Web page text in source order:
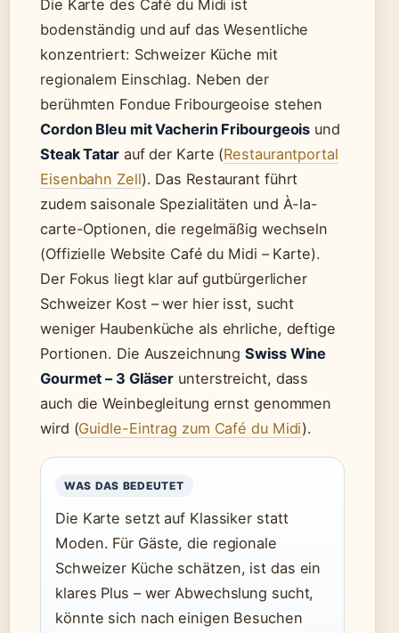
Die Karte des Café du Midi ist
bodenständig und auf das Wesentliche
konzentriert: Schweizer Küche mit
regionalem Einschlag. Neben der
berühmten Fondue Fribourgeoise stehen
Cordon Bleu mit Vacherin Fribourgeois und
Steak Tatarauf der Karte (Restaurantportal
Eisenbahn Zell). Das Restaurant führt
zudem saisonale Spezialitäten und À-la-
carte-Optionen, die regelmäßig wechseln
(Offizielle Website Café du Midi – Karte).
Der Fokus liegt klar auf gutbürgerlicher
Schweizer Kost – wer hier isst, sucht
weniger Haubenküche als ehrliche, deftige
Portionen. Die AuszeichnungSwiss Wine
Gourmet – 3 Gläser unterstreicht, dass
auch die Weinbegleitung ernst genommen
wird (Guidle-Eintrag zum Café du Midi).
WAS DAS BEDEUTET
Die Karte setzt auf Klassiker statt
Moden. Für Gäste, die regionale
Schweizer Küche schätzen, ist das ein
klares Plus – wer Abwechslung sucht,
könnte sich nach einigen Besuchen